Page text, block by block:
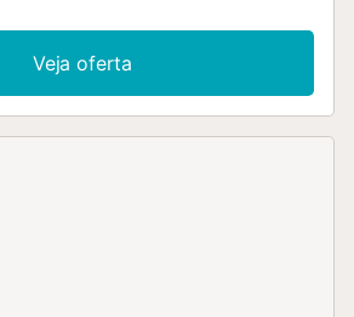
Veja oferta